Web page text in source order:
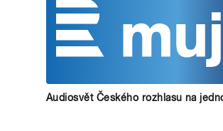
Audiosvět Českého rozhlasu na